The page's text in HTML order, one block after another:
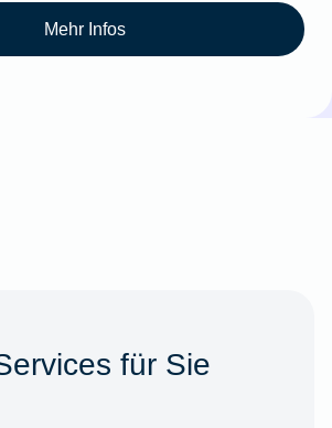
Mehr Infos
für Sie